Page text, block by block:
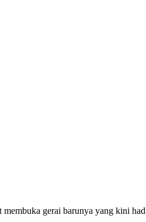
gerai barunya yang kini